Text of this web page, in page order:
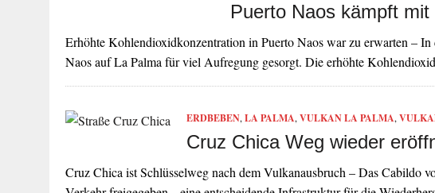
Puerto Naos kämpft
Erhöhte Kohlendioxidkonzentration in Puerto Naos war zu erwarten –
Naos auf La Palma für viel Aufregung gesorgt. Die erhöhte
ERDBEBEN, LA PALMA, VULKAN LA PALMA,
Cruz Chica Weg wieder
Cruz Chica ist Schlüsselweg nach dem Vulkanausbruch – Das Cabildo